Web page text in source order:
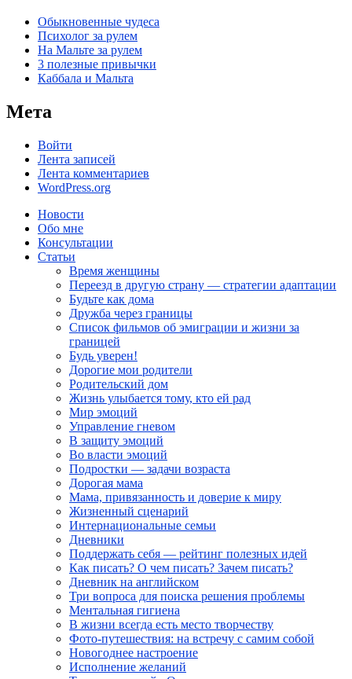
Обыкновенные чудеса
Психолог за рулем
На Мальте за рулем
3 полезные привычки
Каббала и Мальта
Мета
Войти
Лента записей
Лента комментариев
WordPress.org
Новости
Обо мне
Консультации
Статьи
Время женщины
Переезд в другую страну — стратегии адаптации
Будьте как дома
Дружба через границы
Список фильмов об эмиграции и жизни за
границей
Будь уверен!
Дорогие мои родители
Родительский дом
Жизнь улыбается тому, кто ей рад
Мир эмоций
Управление гневом
В защиту эмоций
Во власти эмоций
Подростки — задачи возраста
Дорогая мама
Мама, привязанность и доверие к миру
Жизненный сценарий
Интернациональные семьи
Дневники
Поддержать себя — рейтинг полезных идей
Как писать? О чем писать? Зачем писать?
Дневник на английском
Три вопроса для поиска решения проблемы
Ментальная гигиена
В жизни всегда есть место творчеству
Фото-путешествия: на встречу с самим собой
Новогоднее настроение
Исполнение желаний